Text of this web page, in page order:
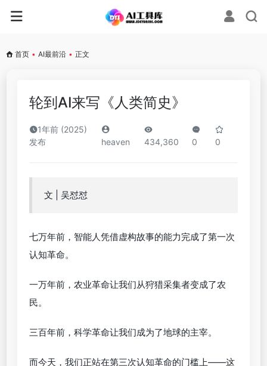
首页 • AI最前沿 • 正文
轮到AI来写《人类简史》
1年前 (2025)
发布
heaven 434,360 0 0
文 | 吴怼怼
七万年前，智能人凭借虚构故事的能力完成了第一次
认知革命。
一万年前，农业革命让我们从狩猎采集者变成了农
民。
三百年前，科学革命让我们成为了地球的主宰。
而今天，我们正站在第三次认知革命的门槛上——这